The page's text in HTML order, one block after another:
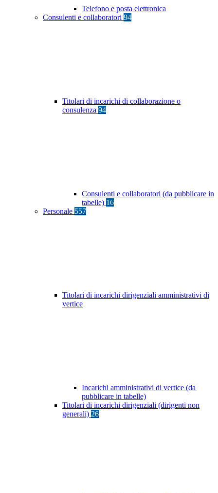
Telefono e posta elettronica
Consulenti e collaboratori 94
Titolari di incarichi di collaborazione o
consulenza 94
Consulenti e collaboratori (da pubblicare in
tabelle) 16
Personale 557
Titolari di incarichi dirigenziali amministrativi di
vertice
Incarichi amministrativi di vertice (da
pubblicare in tabelle)
Titolari di incarichi dirigenziali (dirigenti non
generali) 26